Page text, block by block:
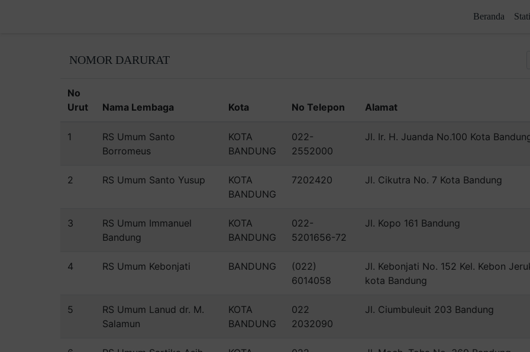
Beranda
NOMOR DARURAT
No
Urut
Nama Lembaga Kota No Telepon Alamat
1
RS Umum Santo
Borromeus
KOTA
BANDUNG
022-
2552000
Jl. Ir. H. Juanda No.100 Kota
2 RS Umum Santo Yusup
KOTA
BANDUNG
7202420 Jl. Cikutra No. 7 Kota Bandung
3
RS Umum Immanuel
Bandung
KOTA
BANDUNG
022-
5201656-72
Jl. Kopo 161 Bandung
4 RS Umum Kebonjati BANDUNG
(022)
6014058
Jl. Kebonjati No. 152 Kel. Kebon
kota Bandung
5
RS Umum Lanud dr. M.
Salamun
KOTA
BANDUNG
022
2032090
Jl. Ciumbuleuit 203 Bandung